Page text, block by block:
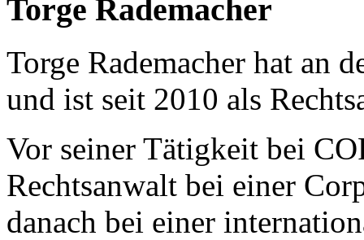
Torge Rademacher
Torge Rademacher hat an
und ist seit 2010 als
Vor seiner Tätigkeit bei
Rechtsanwalt bei einer
danach bei einer